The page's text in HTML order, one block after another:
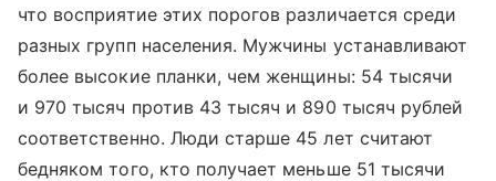
что восприятие этих порогов различается среди
разных групп населения. Мужчины устанавливают
более высокие планки, чем женщины: 54 тысячи
и 970 тысяч против 43 тысяч и 890 тысяч рублей
соответственно. Люди старше 45 лет считают
бедняком того, кто получает меньше 51 тысячи